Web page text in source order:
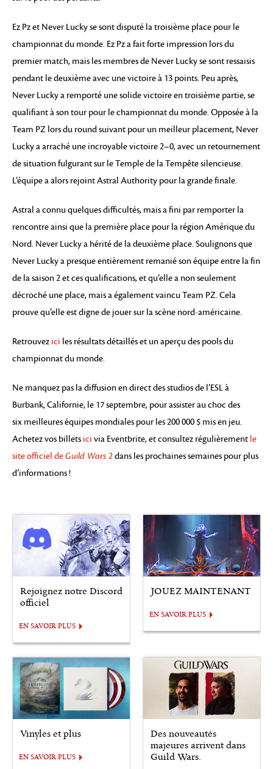
Ez Pz et Never Lucky se sont disputé la troisième place pour le
championnat du monde. Ez Pz a fait forte impression lors du
premier match, mais les membres de Never Lucky se sont ressaisis
pendant le deuxième avec une victoire à 13 points. Peu après,
Never Lucky a remporté une solide victoire en troisième partie, se
qualifiant à son tour pour le championnat du monde. Opposée à la
Team PZ lors du round suivant pour un meilleur placement, Never
Lucky a arraché une incroyable victoire 2–0, avec un retournement
de situation fulgurant sur le Temple de la Tempête silencieuse.
L’équipe a alors rejoint Astral Authority pour la grande finale.
Astral a connu quelques difficultés, mais a fini par remporter la
rencontre ainsi que la première place pour la région Amérique du
Nord. Never Lucky a hérité de la deuxième place. Soulignons que
Never Lucky a presque entièrement remanié son équipe entre la fin
de la saison 2 et ces qualifications, et qu’elle a non seulement
décroché une place, mais a également vaincu Team PZ. Cela
prouve qu’elle est digne de jouer sur la scène nord-américaine.
Retrouvez ici les résultats détaillés et un aperçu des pools du
championnat du monde.
Ne manquez pas la diffusion en direct des studios de l’ESL à
Burbank, Californie, le 17 septembre, pour assister au choc des
six meilleures équipes mondiales pour les 200 000 $ mis en jeu.
Achetez vos billets ici via Eventbrite, et consultez régulièrement le
site officiel deGuild Wars 2dans les prochaines semaines pour plus
d’informations !
Rejoignez notre Discord
officiel
EN SAVOIR PLUS
JOUEZ MAINTENANT
EN SAVOIR PLUS
Vinyles et plus
EN SAVOIR PLUS
Des nouveautés
majeures arrivent dans
Guild Wars.